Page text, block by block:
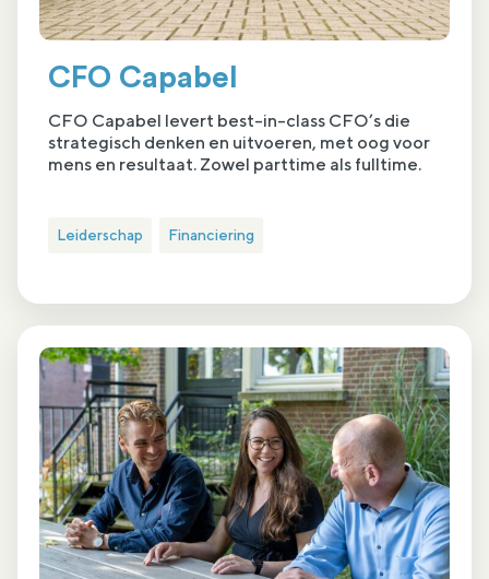
CFO Capabel
CFO Capabel levert best-in-class CFO’s die
strategisch denken en uitvoeren, met oog voor
mens en resultaat. Zowel parttime als fulltime.
Leiderschap Financiering